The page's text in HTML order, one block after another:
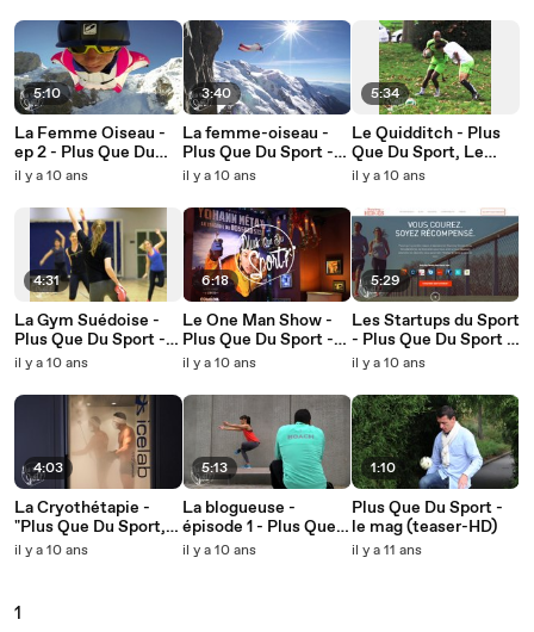
5:10
La Femme Oiseau -
ep 2 - Plus Que Du
Sport
il y a 10 ans
4:31
La Gym Suédoise -
Plus Que Du Sport -
épisode 6
il y a 10 ans
4:03
La Cryothétapie -
"Plus Que Du Sport,
le Mag" - épisode 2
il y a 10 ans
3:40
La femme-oiseau -
Plus Que Du Sport -
ep.1
il y a 10 ans
6:18
Le One Man Show -
Plus Que Du Sport -
ép. 5
il y a 10 ans
5:13
La blogueuse -
épisode 1 - Plus Que
Du Sport
il y a 10 ans
5:34
Le Quidditch - Plus
Que Du Sport, Le
Mag - épisode 4
il y a 10 ans
5:29
Les Startups du Sport
- Plus Que Du Sport -
épisode 3
il y a 10 ans
1:10
Plus Que Du Sport -
le mag (teaser-HD)
il y a 11 ans
1